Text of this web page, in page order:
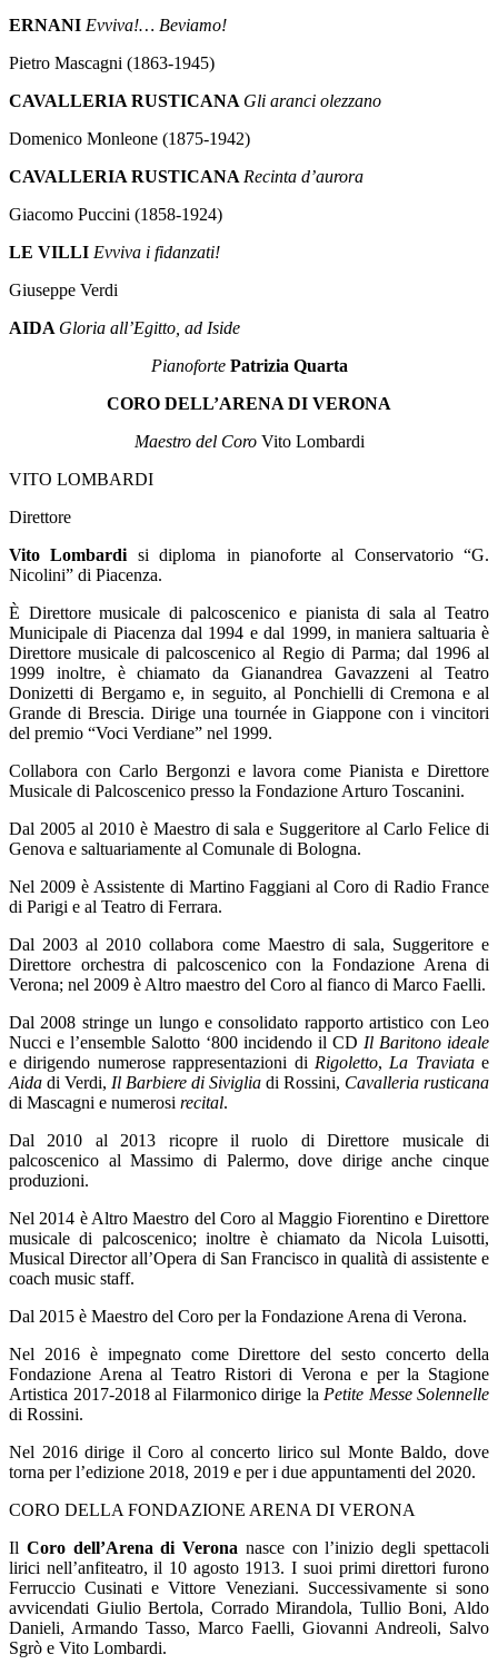
ERNANI Evviva!… Beviamo!
Pietro Mascagni (1863-1945)
CAVALLERIA RUSTICANA Gli aranci olezzano
Domenico Monleone (1875-1942)
CAVALLERIA RUSTICANA Recinta d’aurora
Giacomo Puccini (1858-1924)
LE VILLI Evviva i fidanzati!
Giuseppe Verdi
AIDA Gloria all’Egitto, ad Iside
Pianoforte Patrizia Quarta
CORO DELL’ARENA DI VERONA
Maestro del Coro Vito Lombardi
VITO LOMBARDI
Direttore
Vito Lombardi si diploma in pianoforte al Conservatorio “G.
Nicolini” di Piacenza.
È Direttore musicale di palcoscenico e pianista di sala al Teatro
Municipale di Piacenza dal 1994 e dal 1999, in maniera saltuaria è
Direttore musicale di palcoscenico al Regio di Parma; dal 1996 al
1999 inoltre, è chiamato da Gianandrea Gavazzeni al Teatro
Donizetti di Bergamo e, in seguito, al Ponchielli di Cremona e al
Grande di Brescia. Dirige una tournée in Giappone con i vincitori
del premio “Voci Verdiane” nel 1999.
Collabora con Carlo Bergonzi e lavora come Pianista e Direttore
Musicale di Palcoscenico presso la Fondazione Arturo Toscanini.
Dal 2005 al 2010 è Maestro di sala e Suggeritore al Carlo Felice di
Genova e saltuariamente al Comunale di Bologna.
Nel 2009 è Assistente di Martino Faggiani al Coro di Radio France
di Parigi e al Teatro di Ferrara.
Dal 2003 al 2010 collabora come Maestro di sala, Suggeritore e
Direttore orchestra di palcoscenico con la Fondazione Arena di
Verona; nel 2009 è Altro maestro del Coro al fianco di Marco Faelli.
Dal 2008 stringe un lungo e consolidato rapporto artistico con Leo
Nucci e l’ensemble Salotto ‘800 incidendo il CD Il Baritono ideale
e dirigendo numerose rappresentazioni di Rigoletto, La Traviatae
Aida di Verdi, Il Barbiere di Siviglia di Rossini, Cavalleria rusticana
di Mascagni e numerosi recital.
Dal 2010 al 2013 ricopre il ruolo di Direttore musicale di
palcoscenico al Massimo di Palermo, dove dirige anche cinque
produzioni.
Nel 2014 è Altro Maestro del Coro al Maggio Fiorentino e Direttore
musicale di palcoscenico; inoltre è chiamato da Nicola Luisotti,
Musical Director all’Opera di San Francisco in qualità di assistente e
coach music staff.
Dal 2015 è Maestro del Coro per la Fondazione Arena di Verona.
Nel 2016 è impegnato come Direttore del sesto concerto della
Fondazione Arena al Teatro Ristori di Verona e per la Stagione
Artistica 2017-2018 al Filarmonico dirige la Petite Messe Solennelle
di Rossini.
Nel 2016 dirige il Coro al concerto lirico sul Monte Baldo, dove
torna per l’edizione 2018, 2019 e per i due appuntamenti del 2020.
CORO DELLA FONDAZIONE ARENA DI VERONA
Il Coro dell’Arena di Verona nasce con l’inizio degli spettacoli
lirici nell’anfiteatro, il 10 agosto 1913. I suoi primi direttori furono
Ferruccio Cusinati e Vittore Veneziani. Successivamente si sono
avvicendati Giulio Bertola, Corrado Mirandola, Tullio Boni, Aldo
Danieli, Armando Tasso, Marco Faelli, Giovanni Andreoli, Salvo
Sgrò e Vito Lombardi.